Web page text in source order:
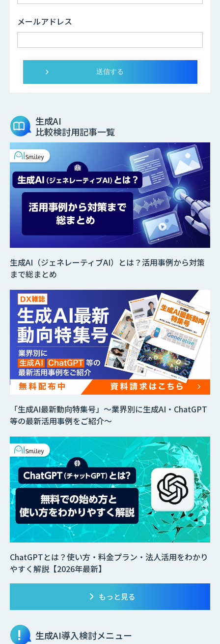
メールアドレス
生成AI
比較検討用記事一覧
生成AI（ジェネレーティブAI）とは？活用事例から対策
まで総まとめ
ChatGPTとは？使い方・料金プラン・法人活用をわかり
やすく解説【2026年最新】
「生成AI最新動向特集号」～業界別に生成AI・ChatGPT
等の最新活用事例をご紹介～
もっと見る
生成AI導入検討メニュー